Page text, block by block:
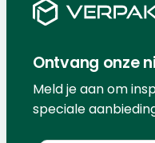
Ontvang onze
Meld je aan om
speciale